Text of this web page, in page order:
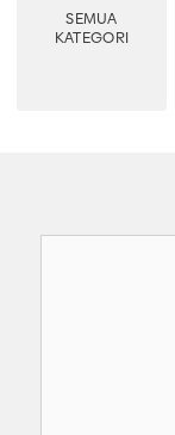
SEMUA
KATEGORI